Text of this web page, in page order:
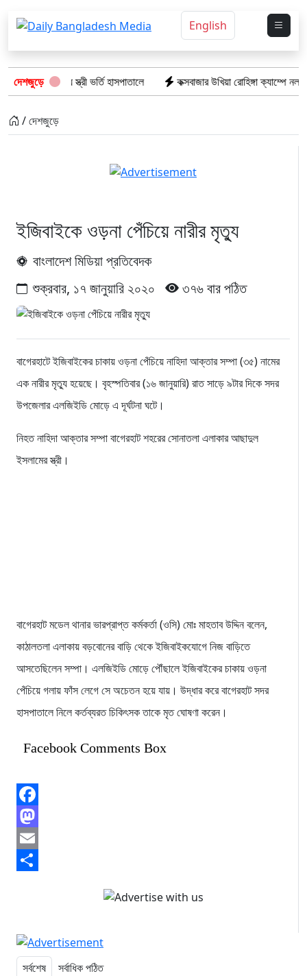
English
দেশজুড়ে
অবস্থায় স্ত্রী ভর্তি হাসপাতালে কক্সবাজার উখিয়া রোহিঙ্গা ক্যাম্পে নলকূপ
/ দেশজুড়ে
ইজিবাইকে ওড়না পেঁচিয়ে নারীর মৃত্যু
বাংলাদেশ মিডিয়া প্রতিবেদক
শুক্রবার, ১৭ জানুয়ারি ২০২০
৩৭৬ বার পঠিত
বাগেরহাটে ইজিবাইকের চাকায় ওড়না পেঁচিয়ে নাহিদা আক্তার সম্পা (৩৫) নামের
এক নারীর মৃত্যু হয়েছে। বৃহস্পতিবার (১৬ জানুয়ারি) রাত সাড়ে ৯টার দিকে সদর
উপজেলার এলজিইডি মোড়ে এ দূর্ঘটনা ঘটে।
নিহত নাহিদা আক্তার সম্পা বাগেরহাট শহরের সোনাতলা এলাকার আছাদুল
ইসলামের স্ত্রী।
বাগেরহাট মডেল থানার ভারপ্রাপ্ত কর্মকর্তা (ওসি) মোঃ মাহতাব উদ্দিন বলেন,
কাঠালতলা এলাকায় বড়বোনের বাড়ি থেকে ইজিবাইকযোগে নিজ বাড়িতে
আসতেছিলেন সম্পা। এলজিইডি মোড়ে পৌঁছালে ইজিবাইকের চাকায় ওড়না
পেঁচিয়ে গলায় ফাঁস লেগে সে অচেতন হয়ে যায়। উদ্ধার করে বাগেরহাট সদর
হাসপাতালে নিলে কর্তব্যরত চিকিৎসক তাকে মৃত ঘোষণা করেন।
Facebook Comments Box
Facebook
Mastodon
Email
সর্বশেষ
সর্বাধিক পঠিত